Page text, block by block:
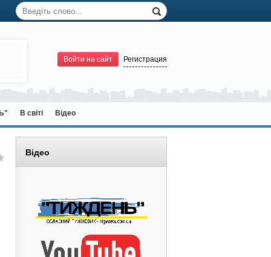
Войти на сайт Регистрация
В світі Відео
Відео